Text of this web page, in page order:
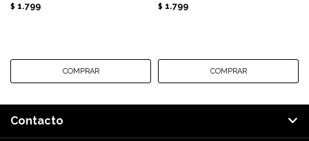
$ 1.799 $ 1.799
Contacto